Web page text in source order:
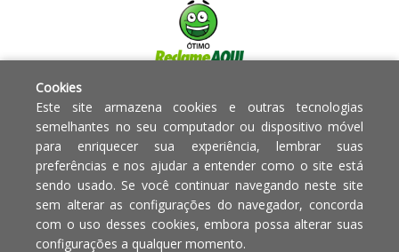
Powered by:
Copyright © 2010 - 2017 Razão
social Blumenau - RA OBJETOS PARA
O LAR EIRELI CNPJ -
Em caso de divergência de
preços, o valor válido é o do
Cookies
Este site armazena cookies e outras tecnologias
semelhantes no seu computador ou dispositivo móvel
para enriquecer sua experiência, lembrar suas
preferências e nos ajudar a entender como o site está
sendo usado. Se você continuar navegando neste site
sem alterar as configurações do navegador, concorda
com o uso desses cookies, embora possa alterar suas
configurações a qualquer momento.